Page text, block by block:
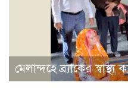
মেলান্দহে ব্র্যাকের